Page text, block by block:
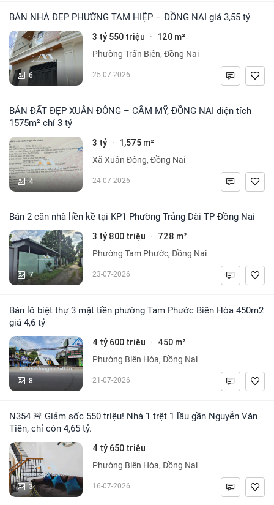
BÁN NHÀ ĐẸP PHƯỜNG TAM HIỆP – ĐỒNG NAI giá 3,55 tỷ
6
3 tỷ 550 triệu · 120 m²
Phường Trấn Biên, Đồng Nai
25-07-2026
BÁN ĐẤT ĐẸP XUÂN ĐÔNG – CẨM MỸ, ĐỒNG NAI diện tích
1575m² chỉ 3 tỷ
4
3 tỷ · 1,575 m²
Xã Xuân Đông, Đồng Nai
24-07-2026
Bán 2 căn nhà liền kề tại KP1 Phường Trảng Dài TP Đồng Nai
7
3 tỷ 800 triệu · 728 m²
Phường Tam Phước, Đồng Nai
23-07-2026
Bán lô biệt thự 3 mặt tiền phường Tam Phước Biên Hòa 450m2
giá 4,6 tỷ
8
4 tỷ 600 triệu · 450 m²
Phường Biên Hòa, Đồng Nai
21-07-2026
N354 🚨 Giảm sốc 550 triệu! Nhà 1 trệt 1 lầu gần Nguyễn Văn
Tiên, chỉ còn 4,65 tỷ.
3
4 tỷ 650 triệu
Phường Biên Hòa, Đồng Nai
16-07-2026